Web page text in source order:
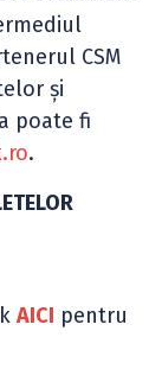
CSM
și
poate fi
.
AICI pentru